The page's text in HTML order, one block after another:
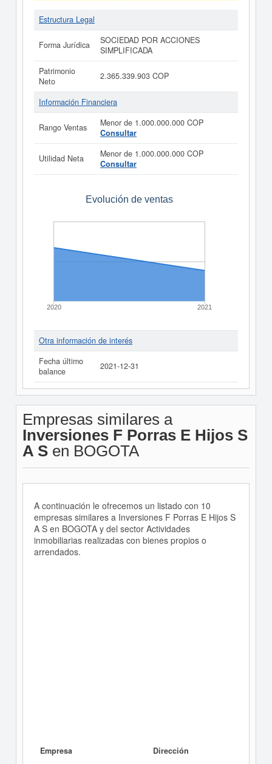
Estructura Legal
Forma Jurídica
SOCIEDAD POR ACCIONES
SIMPLIFICADA
Patrimonio
Neto
2.365.339.903 COP
Información Financiera
Rango Ventas
Menor de 1.000.000.000 COP
Consultar
Utilidad Neta
Menor de 1.000.000.000 COP
Consultar
Evolución de ventas
2020 2021
Otra información de interés
Fecha último
balance
2021-12-31
Empresas similares a
Inversiones F Porras E Hijos S
A Sen BOGOTA
A continuación le ofrecemos un listado con 10
empresas similares a Inversiones F Porras E Hijos S
A S en BOGOTA y del sector Actividades
inmobiliarias realizadas con bienes propios o
arrendados.
Empresa Dirección